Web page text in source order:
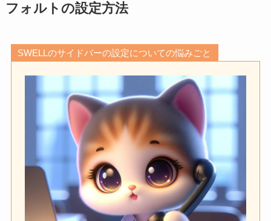
フォルトの設定方法
SWELLのサイドバーの設定についての悩みごと